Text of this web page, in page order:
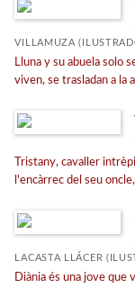
Arrelats
Trencadís
Teatre
MATÈRIES
Primeros lectores
<Genérica>
Llibre-Còmic
VILLAMUZA
Lluna y su abuela solo
viven, se trasladan a la
Tristany, cavaller
l'encàrrec del seu
LACASTA LLÁCER
Diània és una jove que